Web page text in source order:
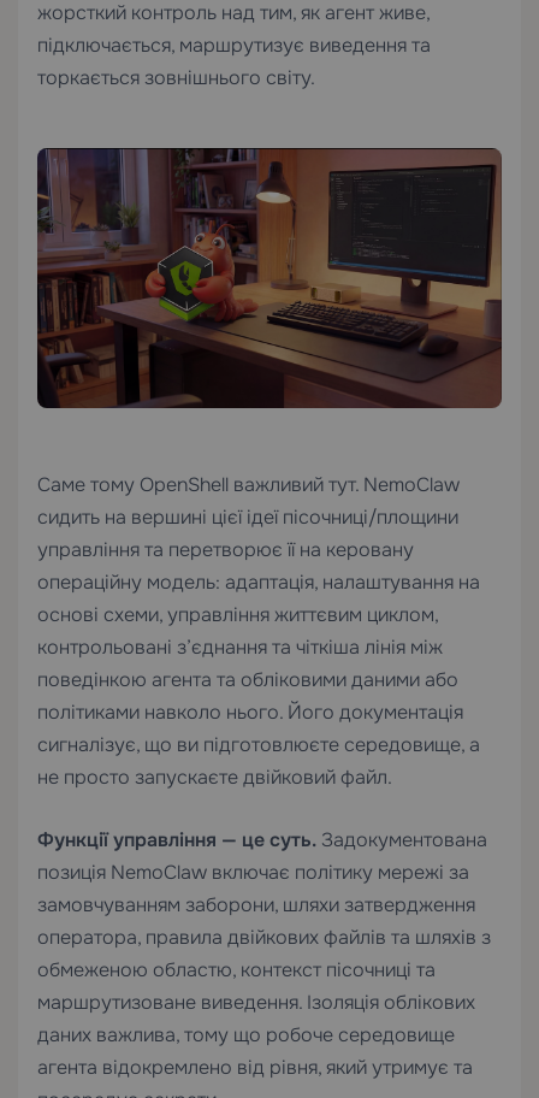
жорсткий контроль над тим, як агент живе,
підключається, маршрутизує виведення та
торкається зовнішнього світу.
Саме тому OpenShell важливий тут. NemoClaw
сидить на вершині цієї ідеї пісочниці/площини
управління та перетворює її на керовану
операційну модель: адаптація, налаштування на
основі схеми, управління життєвим циклом,
контрольовані з’єднання та чіткіша лінія між
поведінкою агента та обліковими даними або
політиками навколо нього. Його документація
сигналізує, що ви підготовлюєте середовище, а
не просто запускаєте двійковий файл.
Функції управління — це суть. Задокументована
позиція NemoClaw включає політику мережі за
замовчуванням заборони, шляхи затвердження
оператора, правила двійкових файлів та шляхів з
обмеженою областю, контекст пісочниці та
маршрутизоване виведення. Ізоляція облікових
даних важлива, тому що робоче середовище
агента відокремлено від рівня, який утримує та